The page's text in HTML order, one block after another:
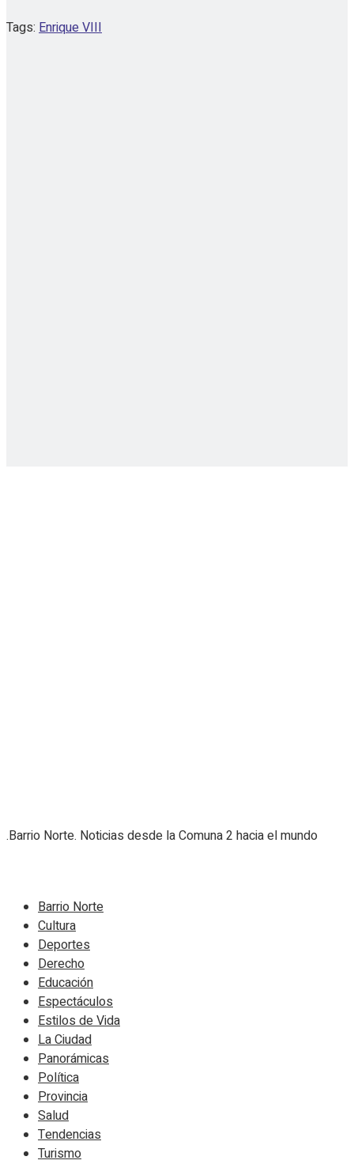
Tags: Enrique VIII
.Barrio Norte. Noticias desde la Comuna 2 hacia el mundo
Barrio Norte
Cultura
Deportes
Derecho
Educación
Espectáculos
Estilos de Vida
La Ciudad
Panorámicas
Política
Provincia
Salud
Tendencias
Turismo